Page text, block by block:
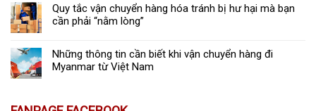
Quy tắc vận chuyển hàng hóa tránh bị hư hại mà bạn
cần phải “nằm lòng”
Những thông tin cần biết khi vận chuyển hàng đi
Myanmar từ Việt Nam